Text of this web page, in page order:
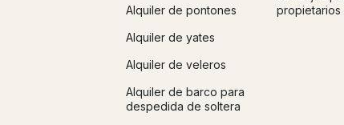
Alquiler de pontones
Alquiler de yates
Alquiler de veleros
Alquiler de barco para
despedida de soltera
propietarios